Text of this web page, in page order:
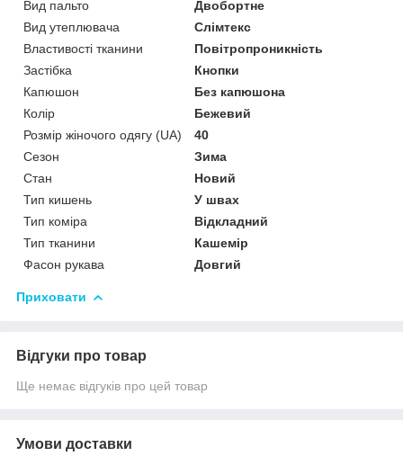
Вид пальто
Двобортне
Вид утеплювача
Слімтекс
Властивості тканини
Повітропроникність
Застібка
Кнопки
Капюшон
Без капюшона
Колір
Бежевий
Розмір жіночого одягу (UA)
40
Сезон
Зима
Стан
Новий
Тип кишень
У швах
Тип коміра
Відкладний
Тип тканини
Кашемір
Фасон рукава
Довгий
Приховати
Відгуки про товар
Ще немає відгуків про цей товар
Умови доставки